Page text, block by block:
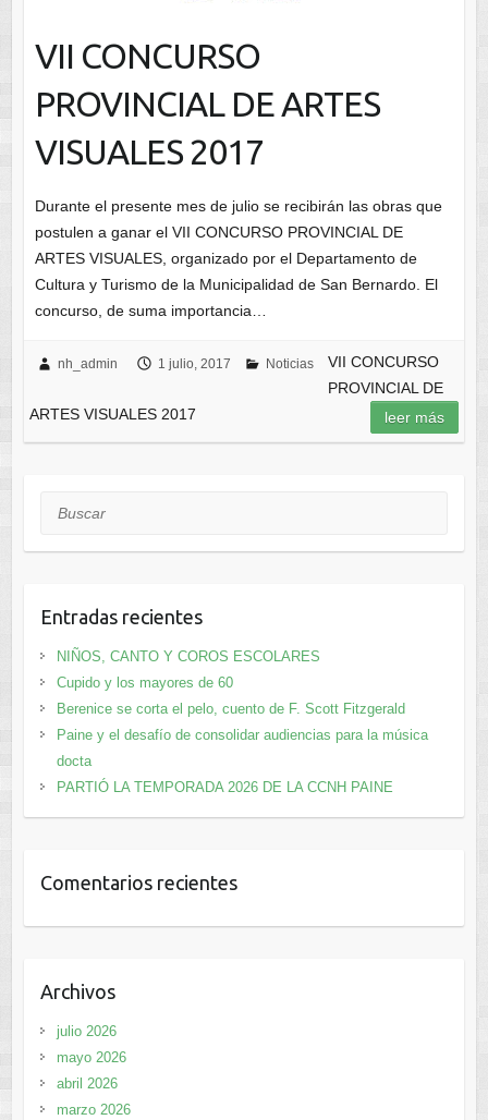
VII CONCURSO
PROVINCIAL DE ARTES
VISUALES 2017
Durante el presente mes de julio se recibirán las obras que
postulen a ganar el VII CONCURSO PROVINCIAL DE
ARTES VISUALES, organizado por el Departamento de
Cultura y Turismo de la Municipalidad de San Bernardo. El
concurso, de suma importancia…
nh_admin 1 julio, 2017 Noticias
VII CONCURSO
PROVINCIAL DE
ARTES VISUALES 2017
leer más
Buscar
Entradas recientes
NIÑOS, CANTO Y COROS ESCOLARES
Cupido y los mayores de 60
Berenice se corta el pelo, cuento de F. Scott Fitzgerald
Paine y el desafío de consolidar audiencias para la música
docta
PARTIÓ LA TEMPORADA 2026 DE LA CCNH PAINE
Comentarios recientes
Archivos
julio 2026
mayo 2026
abril 2026
marzo 2026